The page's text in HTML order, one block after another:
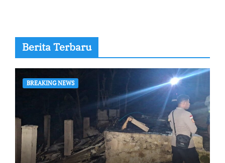
Berita Terbaru
BREAKING NEWS